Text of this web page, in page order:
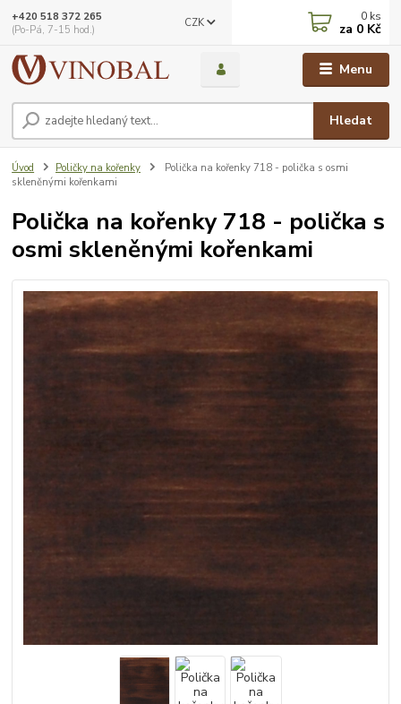
Menu
CZK
Hledat
+420 518 372 265
(Po-Pá, 7-15 hod.)
0 ks
za 0 Kč
Úvod Poličky na kořenky
Polička na kořenky 718 - polička s osmi
skleněnými kořenkami
Polička na kořenky 718 - polička s
osmi skleněnými kořenkami